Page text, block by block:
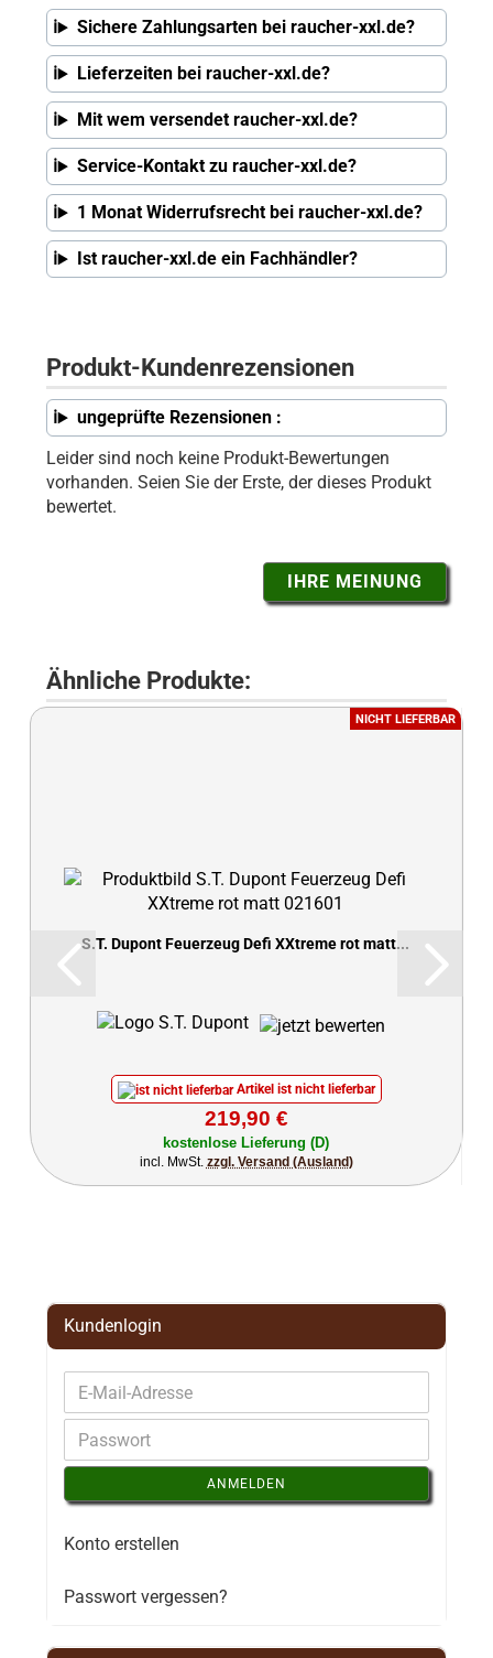
Sichere Zahlungsarten bei raucher-xxl.de?
Lieferzeiten bei raucher-xxl.de?
Mit wem versendet raucher-xxl.de?
Service-Kontakt zu raucher-xxl.de?
1 Monat Widerrufsrecht bei raucher-xxl.de?
Ist raucher-xxl.de ein Fachhändler?
Produkt-Kundenrezensionen
ungeprüfte Rezensionen :
Leider sind noch keine Produkt-Bewertungen
vorhanden. Seien Sie der Erste, der dieses Produkt
bewertet.
IHRE MEINUNG
Ähnliche Produkte:
NICHT LIEFERBAR
S.T. Dupont Feuerzeug Defi XXtreme rot matt...
Artikel ist nicht lieferbar
219,90 €
kostenlose Lieferung (D)
incl. MwSt. zzgl. Versand (Ausland)
Kundenlogin
ANMELDEN
Konto erstellen
Passwort vergessen?